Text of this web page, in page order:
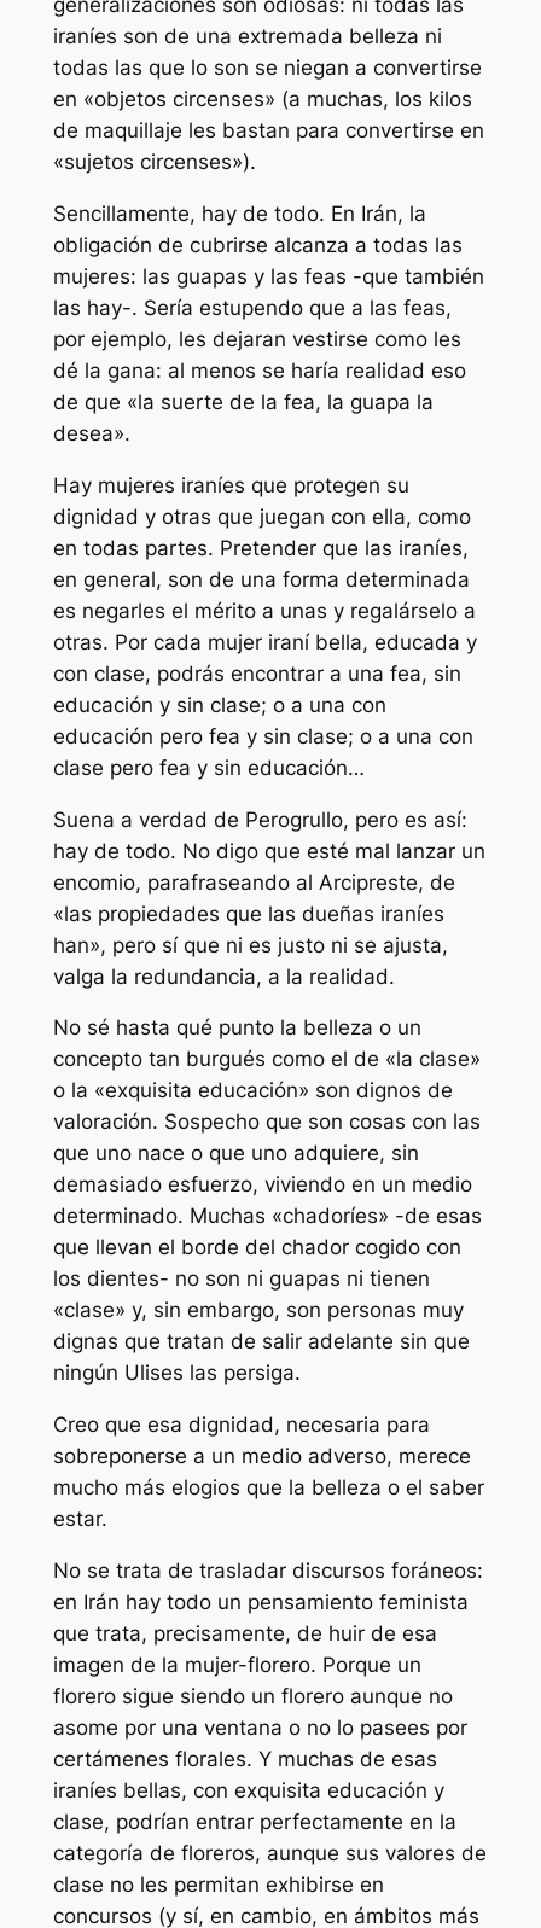
generalizaciones son odiosas: ni todas las
iraníes son de una extremada belleza ni
todas las que lo son se niegan a convertirse
en «objetos circenses» (a muchas, los kilos
de maquillaje les bastan para convertirse en
«sujetos circenses»).
Sencillamente, hay de todo. En Irán, la
obligación de cubrirse alcanza a todas las
mujeres: las guapas y las feas -que también
las hay-. Sería estupendo que a las feas,
por ejemplo, les dejaran vestirse como les
dé la gana: al menos se haría realidad eso
de que «la suerte de la fea, la guapa la
desea».
Hay mujeres iraníes que protegen su
dignidad y otras que juegan con ella, como
en todas partes. Pretender que las iraníes,
en general, son de una forma determinada
es negarles el mérito a unas y regalárselo a
otras. Por cada mujer iraní bella, educada y
con clase, podrás encontrar a una fea, sin
educación y sin clase; o a una con
educación pero fea y sin clase; o a una con
clase pero fea y sin educación…
Suena a verdad de Perogrullo, pero es así:
hay de todo. No digo que esté mal lanzar un
encomio, parafraseando al Arcipreste, de
«las propiedades que las dueñas iraníes
han», pero sí que ni es justo ni se ajusta,
valga la redundancia, a la realidad.
No sé hasta qué punto la belleza o un
concepto tan burgués como el de «la clase»
o la «exquisita educación» son dignos de
valoración. Sospecho que son cosas con las
que uno nace o que uno adquiere, sin
demasiado esfuerzo, viviendo en un medio
determinado. Muchas «chadoríes» -de esas
que llevan el borde del chador cogido con
los dientes- no son ni guapas ni tienen
«clase» y, sin embargo, son personas muy
dignas que tratan de salir adelante sin que
ningún Ulises las persiga.
Creo que esa dignidad, necesaria para
sobreponerse a un medio adverso, merece
mucho más elogios que la belleza o el saber
estar.
No se trata de trasladar discursos foráneos:
en Irán hay todo un pensamiento feminista
que trata, precisamente, de huir de esa
imagen de la mujer-florero. Porque un
florero sigue siendo un florero aunque no
asome por una ventana o no lo pasees por
certámenes florales. Y muchas de esas
iraníes bellas, con exquisita educación y
clase, podrían entrar perfectamente en la
categoría de floreros, aunque sus valores de
clase no les permitan exhibirse en
concursos (y sí, en cambio, en ámbitos más